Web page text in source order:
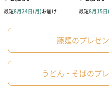
藤麺のプレゼ
うどん・そばのプ